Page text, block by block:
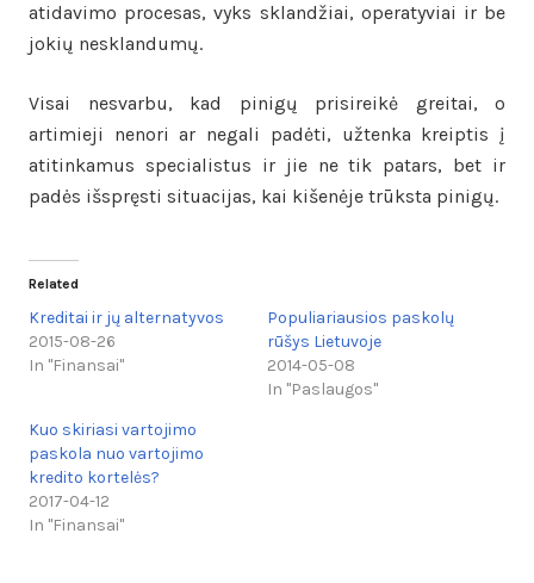
atidavimo procesas, vyks sklandžiai, operatyviai ir be
jokių nesklandumų.
Visai nesvarbu, kad pinigų prisireikė greitai, o
artimieji nenori ar negali padėti, užtenka kreiptis į
atitinkamus specialistus ir jie ne tik patars, bet ir
padės išspręsti situacijas, kai kišenėje trūksta pinigų.
Related
Kreditai ir jų alternatyvos
2015-08-26
In "Finansai"
Populiariausios paskolų
rūšys Lietuvoje
2014-05-08
In "Paslaugos"
Kuo skiriasi vartojimo
paskola nuo vartojimo
kredito kortelės?
2017-04-12
In "Finansai"